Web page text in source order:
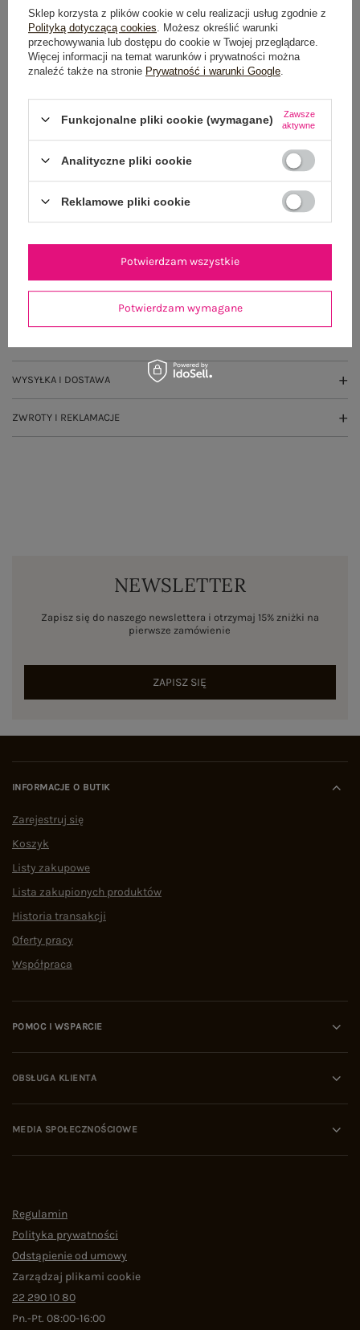
POWIADOM O DOSTĘPNOŚCI
Dostawaod 7,99 zł
Wysyłkajutro
WYSYŁKA I DOSTAWA
ZWROTY I REKLAMACJE
NEWSLETTER
Zapisz się do naszego newslettera i otrzymaj 15% zniżki na
pierwsze zamówienie
ZAPISZ SIĘ
INFORMACJE O BUTIK
Zarejestruj się
Koszyk
Listy zakupowe
Lista zakupionych produktów
Historia transakcji
Oferty pracy
Współpraca
POMOC I WSPARCIE
OBSŁUGA KLIENTA
MEDIA SPOŁECZNOŚCIOWE
Regulamin
Polityka prywatności
Odstąpienie od umowy
Zarządzaj plikami cookie
22 290 10 80
Pn.-Pt. 08:00-16:00
Sklep korzysta z plików cookie w celu realizacji usług zgodnie z
Polityką dotyczącą cookies . Możesz określić warunki
przechowywania lub dostępu do cookie w Twojej przeglądarce.
Więcej informacji na temat warunków i prywatności można
znaleźć także na stronie Prywatność i warunki Google
Funkcjonalne pliki cookie (wymagane)
Zawsze
aktywne
Analityczne pliki cookie
Reklamowe pliki cookie
Potwierdzam wymagane
Potwierdzam wszystkie